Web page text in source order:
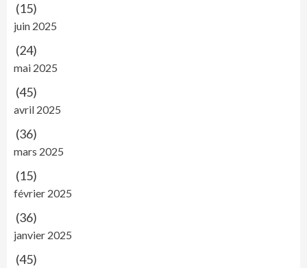
(15)
juin 2025
(24)
mai 2025
(45)
avril 2025
(36)
mars 2025
(15)
février 2025
(36)
janvier 2025
(45)